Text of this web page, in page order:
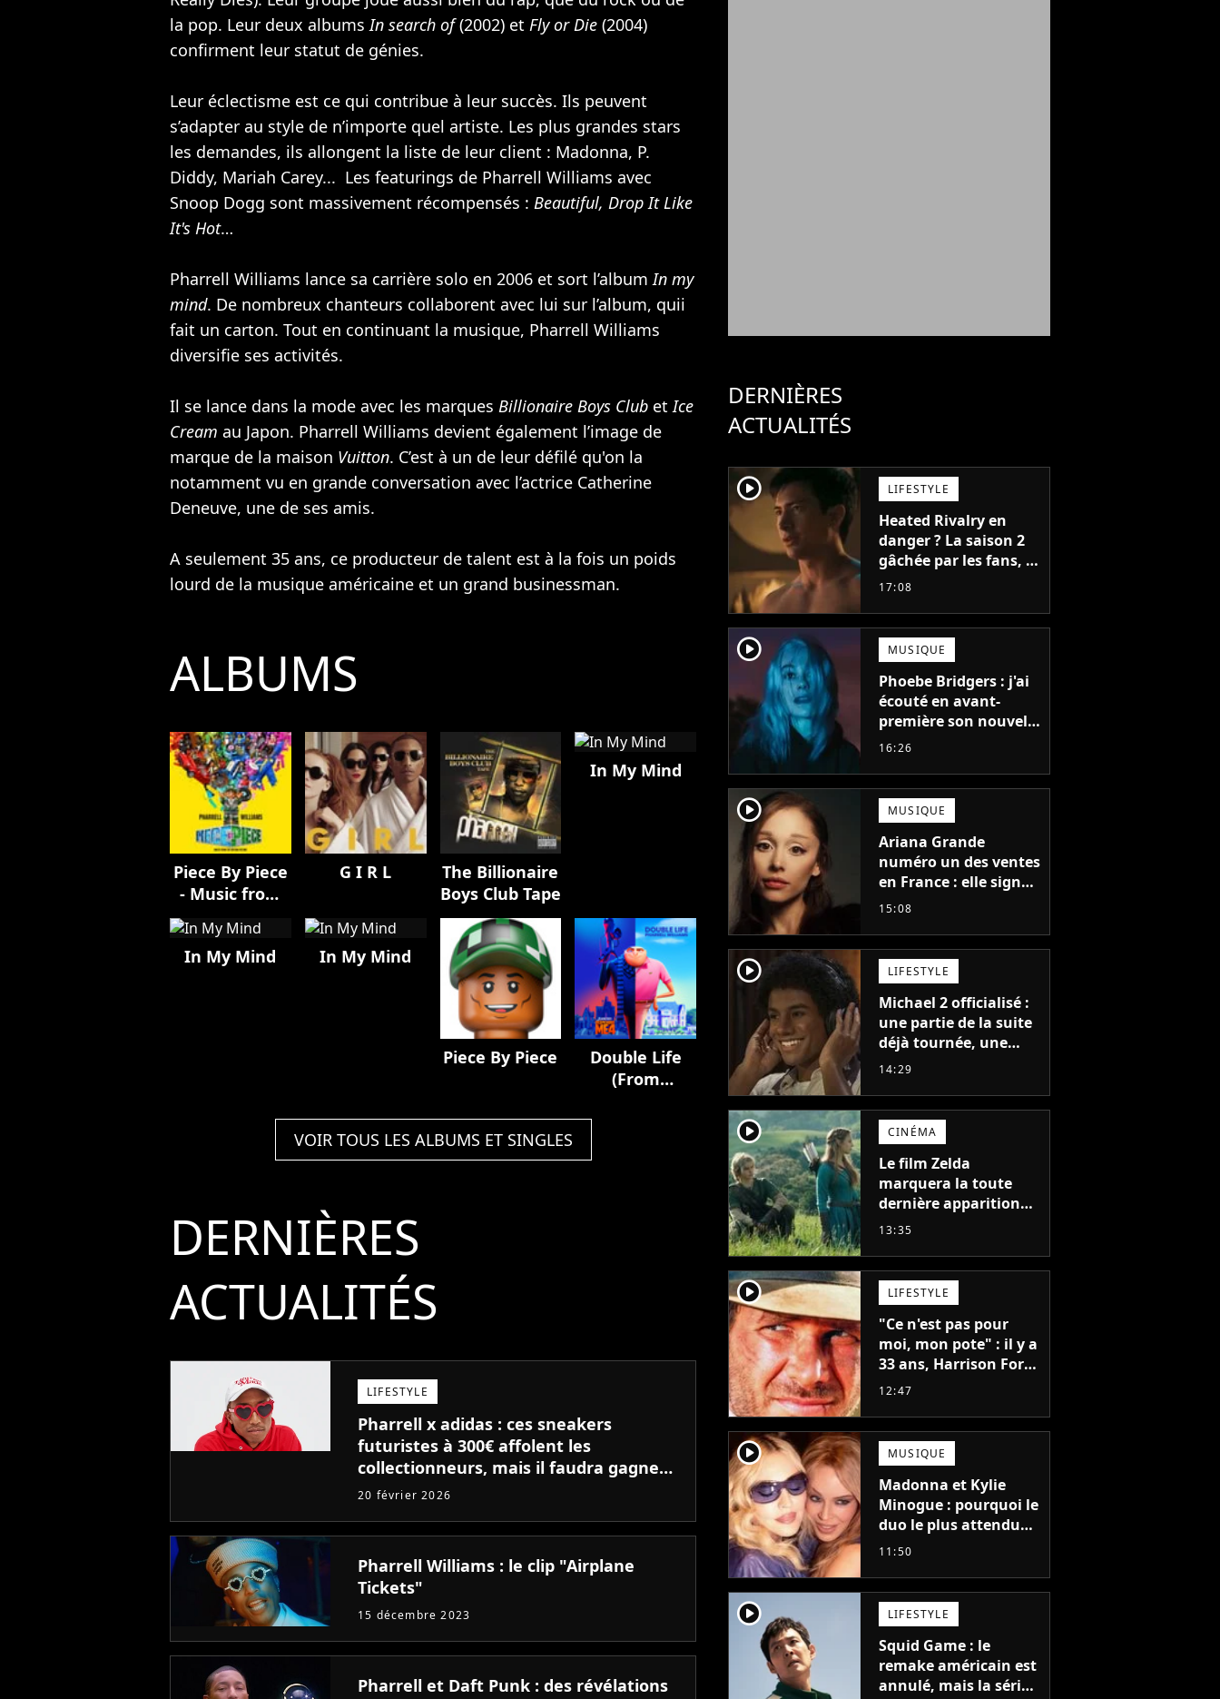
la pop. Leur deux albumsIn search of(2002) et Fly or Die (2004)
confirment leur statut de génies.
Leur éclectisme est ce qui contribue à leur succès. Ils peuvent
s’adapter au style de n’importe quel artiste. Les plus grandes stars
les demandes, ils allongent la liste de leur client : Madonna, P.
Diddy, Mariah Carey... Les featurings de Pharrell Williams avec
Snoop Dogg sont massivement récompensés : Beautiful, Drop It Like
It's Hot…
Pharrell Williams lance sa carrière solo en 2006 et sort l’albumIn my
mind. De nombreux chanteurs collaborent avec lui sur l’album, quii
fait un carton. Tout en continuant la musique, Pharrell Williams
diversifie ses activités.
Il se lance dans la mode avec les marques Billionaire Boys Club etIce
Cream au Japon. Pharrell Williams devient également l’image de
marque de la maison Vuitton. C’est à un de leur défilé qu'on la
notamment vu en grande conversation avec l’actrice Catherine
Deneuve, une de ses amis.
A seulement 35 ans, ce producteur de talent est à la fois un poids
lourd de la musique américaine et un grand businessman.
ALBUMS
Piece By Piece
- Music from
Picture
G I R L
The Billionaire
Boys Club Tape
In My Mind
In My Mind In My Mind
Piece By Piece
Double Life
(From
VOIR TOUS LES ALBUMS ET SINGLES
DERNIÈRES
ACTUALITÉS
LIFESTYLE
Pharrell x adidas : ces sneakers
futuristes à 300€ affolent les
collectionneurs, mais il faudra gagner
un tirage au sort pour les acheter
20 février 2026
Pharrell Williams : le clip "Airplane
Tickets"
15 décembre 2023
Pharrell et Daft Punk : des révélations
DERNIÈRES
ACTUALITÉS
player2 LIFESTYLE
Heated Rivalry en
danger ? La saison 2
gâchée par les fans, le
créateur pousse un
17:08
player2 MUSIQUE
Phoebe Bridgers : j'ai
écouté en avant-
première son nouvel
album, c'est le bijou
16:26
player2 MUSIQUE
Ariana Grande
numéro un des ventes
en France : elle signe
le meilleur démarrage
son album Petal
15:08
player2 LIFESTYLE
Michael 2 officialisé :
une partie de la suite
déjà tournée, une
sortie possible en
14:29
player2 CINÉMA
Le film Zelda
marquera la toute
dernière apparition
de cet acteur
disparu trop tôt
13:35
player2 LIFESTYLE
"Ce n'est pas pour
moi, mon pote" : il y a
33 ans, Harrison Ford
refusait l'un des plus
les temps
12:47
player2 MUSIQUE
Madonna et Kylie
Minogue : pourquoi le
duo le plus attendu
de la pop a mis 25 ans
11:50
player2 LIFESTYLE
Squid Game : le
remake américain est
annulé, mais la série